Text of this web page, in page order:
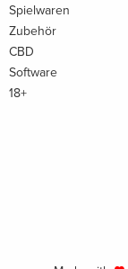
Spielwaren
Zubehör
CBD
Software
18+